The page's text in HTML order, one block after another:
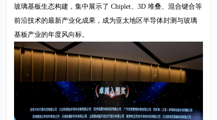
玻璃基板生态构建，集中展示了Chiplet、3D堆叠、混合键合等
前沿技术的最新产业化成果，成为亚太地区半导体封测与玻璃
基板产业的年度风向标。